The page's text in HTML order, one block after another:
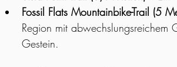
Fossil Flats Mountainbike-Trail (5
Region mit
Gestein.